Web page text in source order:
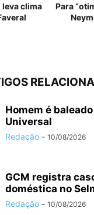
leva clima
Para
Homem é
Universal
Redação - 10/08/2026
GCM registra
doméstica no
Redação - 10/08/2026